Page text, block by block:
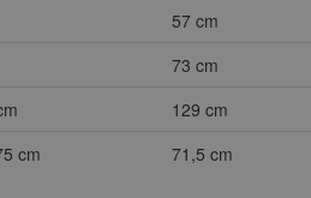
57 cm
73 cm
129 cm
cm
71,5 cm